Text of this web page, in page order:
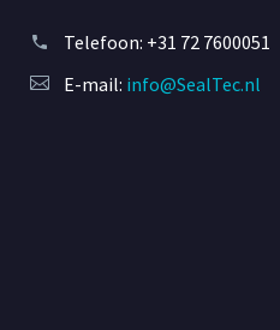
Telefoon: +31 72 7600051
E-mail: info@SealTec.nl